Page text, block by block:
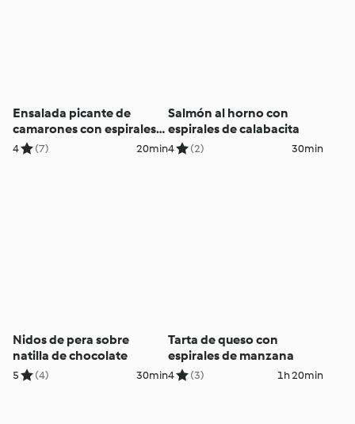
Ensalada picante de
camarones con espirales
de zanahoria y pepino
4 (7) 20min
Salmón al horno con
espirales de calabacita
4 (2) 30min
Nidos de pera sobre
natilla de chocolate
5 (4) 30min
Tarta de queso con
espirales de manzana
4 (3) 1h 20min